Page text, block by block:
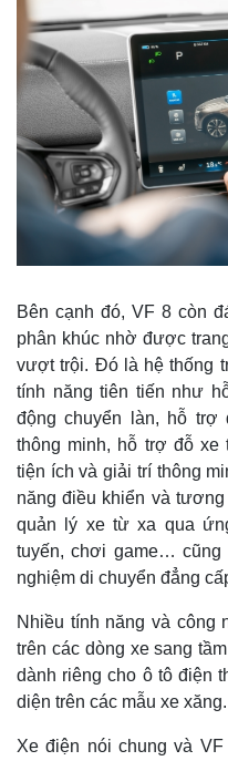
Bên cạnh đó, VF 8 còn
phân khúc nhờ được
vượt trội. Đó là hệ thống
tính năng tiên tiến như
động chuyển làn, hỗ trợ
thông minh, hỗ trợ đỗ
tiện ích và giải trí thông
năng điều khiển và
quản lý xe từ xa qua
tuyến, chơi game… cũng
nghiệm di chuyển đẳng
Nhiều tính năng và công
trên các dòng xe sang
dành riêng cho ô tô điện
diện trên các mẫu xe xăng.
Xe điện nói chung và